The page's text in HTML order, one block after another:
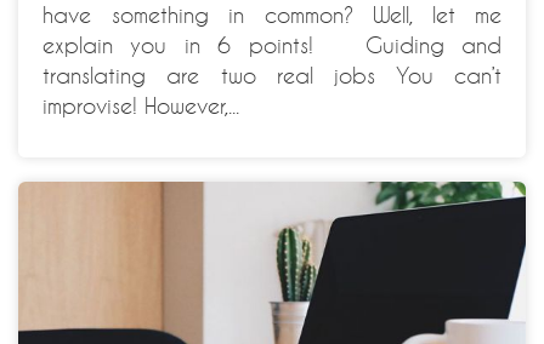
have something in common? Well, let me
explain you in 6 points! Guiding and
translating are two real jobs You can’t
improvise! However,...